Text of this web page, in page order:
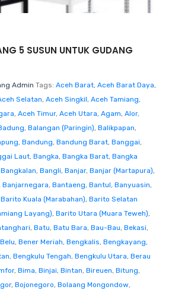
5 SUSUN UNTUK GUDANG
Admin Tags: Aceh Barat, Aceh Barat Daya,
Selatan, Aceh Singkil, Aceh Tamiang,
, Aceh Timur, Aceh Utara, Agam, Alor,
, Balangan (Paringin), Balikpapan,
, Bandung, Bandung Barat, Banggai,
Laut, Bangka, Bangka Barat, Bangka
Bangkalan, Bangli, Banjar, Banjar (Martapura),
Banjarnegara, Bantaeng, Bantul, Banyuasin,
Barito Kuala (Marabahan), Barito Selatan
Layang), Barito Utara (Muara Teweh),
, Batu, Batu Bara, Bau-Bau, Bekasi,
Belu, Bener Meriah, Bengkalis, Bengkayang,
, Bengkulu Tengah, Bengkulu Utara, Berau
, Bima, Binjai, Bintan, Bireuen, Bitung,
, Bojonegoro, Bolaang Mongondow,